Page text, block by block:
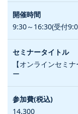
9:30～16:30(受付
【オンラインセミ
ー
14,300